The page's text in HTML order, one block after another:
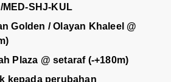
MED-SHJ-KUL
Golden / Olayan Khaleel @
Plaza @ setaraf (-+180m)
kepada perubahan